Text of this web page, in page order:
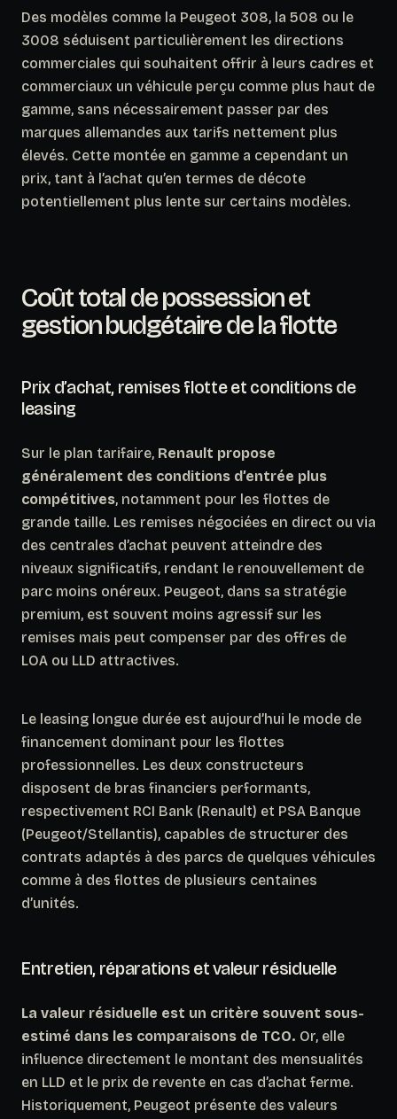
Des modèles comme la Peugeot 308, la 508 ou le
3008 séduisent particulièrement les directions
commerciales qui souhaitent offrir à leurs cadres et
commerciaux un véhicule perçu comme plus haut de
gamme, sans nécessairement passer par des
marques allemandes aux tarifs nettement plus
élevés. Cette montée en gamme a cependant un
prix, tant à l’achat qu’en termes de décote
potentiellement plus lente sur certains modèles.
Coût total de possession et
gestion budgétaire de la flotte
Prix d’achat, remises flotte et conditions de
leasing
Sur le plan tarifaire, Renault propose
généralement des conditions d’entrée plus
compétitives, notamment pour les flottes de
grande taille. Les remises négociées en direct ou via
des centrales d’achat peuvent atteindre des
niveaux significatifs, rendant le renouvellement de
parc moins onéreux. Peugeot, dans sa stratégie
premium, est souvent moins agressif sur les
remises mais peut compenser par des offres de
LOA ou LLD attractives.
Le leasing longue durée est aujourd’hui le mode de
financement dominant pour les flottes
professionnelles. Les deux constructeurs
disposent de bras financiers performants,
respectivement RCI Bank (Renault) et PSA Banque
(Peugeot/Stellantis), capables de structurer des
contrats adaptés à des parcs de quelques véhicules
comme à des flottes de plusieurs centaines
d’unités.
Entretien, réparations et valeur résiduelle
La valeur résiduelle est un critère souvent sous-
estimé dans les comparaisons de TCO. Or, elle
influence directement le montant des mensualités
en LLD et le prix de revente en cas d’achat ferme.
Historiquement, Peugeot présente des valeurs